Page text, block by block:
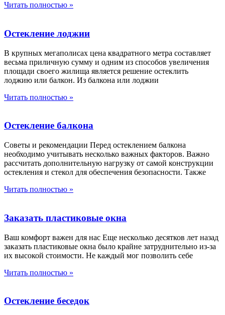
Читать полностью »
Остекление лоджии
В крупных мегаполисах цена квадратного метра составляет
весьма приличную сумму и одним из способов увеличения
площади своего жилища является решение остеклить
лоджию или балкон. Из балкона или лоджии
Читать полностью »
Остекление балкона
Советы и рекомендации Перед остеклением балкона
необходимо учитывать несколько важных факторов. Важно
рассчитать дополнительную нагрузку от самой конструкции
остекления и стекол для обеспечения безопасности. Также
Читать полностью »
Заказать пластиковые окна
Ваш комфорт важен для нас Еще несколько десятков лет назад
заказать пластиковые окна было крайне затруднительно из-за
их высокой стоимости. Не каждый мог позволить себе
Читать полностью »
Остекление беседок